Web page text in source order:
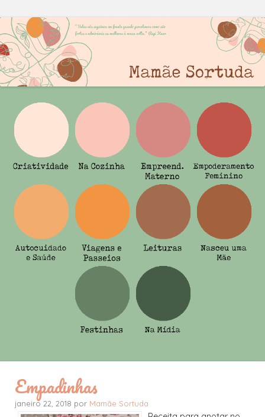
Empadinhas
janeiro 22, 2018 por Mamãe Sortuda